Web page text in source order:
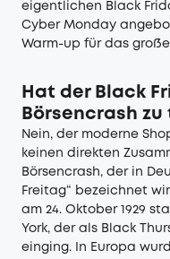
eigentlichen Black
Cyber Monday
Warm-up für das
Hat der Black
Börsencrash zu
Nein, der moderne
keinen direkten
Börsencrash, der in
Freitag“ bezeichnet
am 24. Oktober 1929
York, der als Black
einging. In Europa